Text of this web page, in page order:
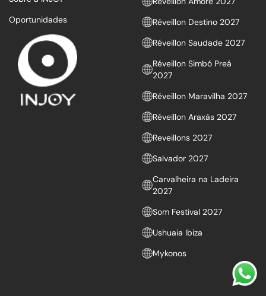
Oportunidades
Réveillon Destino 2027
Réveillon Saudade 2027
Réveillon Simbó Preá
2027
Réveillon Maravilha 2027
Réveillon Araxás 2027
Reveillons 2027
Salvador 2027
Carvalheira na Ladeira
2027
Som Festival 2027
Ushuaia Ibiza
Mykonos